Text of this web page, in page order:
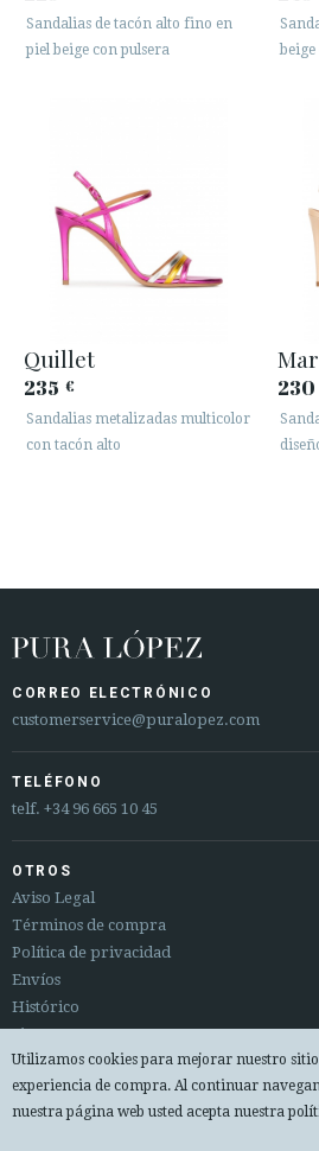
Sandalias de tacón alto fino en
piel beige con pulsera
Quillet
235 €
Sandalias metalizadas multicolor
con tacón alto
230
CORREO ELECTRÓNICO
customerservice@puralopez.com
TELÉFONO
telf. +34 96 665 10 45
OTROS
Aviso Legal
Términos de compra
Política de privacidad
Envíos
Histórico
Sitemap
Cambios y devoluciones
© 2026 PURA
Utilizamos cookies para mejorar nuestro sitio
experiencia de compra. Al continuar
nuestra página web usted acepta nuestra